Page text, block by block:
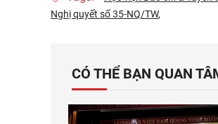
Nghị quyết số 35-NQ/TW
CÓ THỂ BẠN QUAN